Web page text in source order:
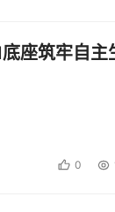
座筑牢自主
0